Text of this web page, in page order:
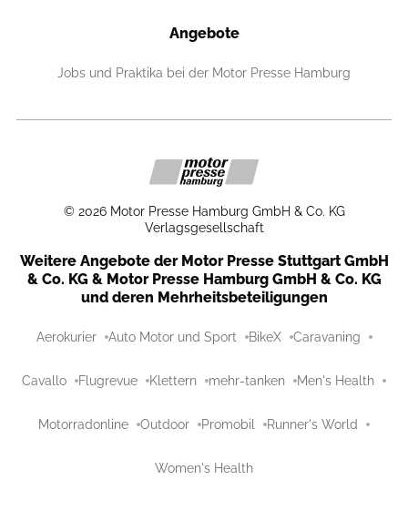
Angebote
Jobs und Praktika bei der Motor Presse Hamburg
© 2026 Motor Presse Hamburg GmbH & Co. KG
Verlagsgesellschaft
Weitere Angebote der Motor Presse Stuttgart GmbH
& Co. KG & Motor Presse Hamburg GmbH & Co. KG
und deren Mehrheitsbeteiligungen
Aerokurier Auto Motor und Sport BikeX Caravaning
Cavallo Flugrevue Klettern mehr-tanken Men's Health
Motorradonline Outdoor Promobil Runner's World
Women's Health